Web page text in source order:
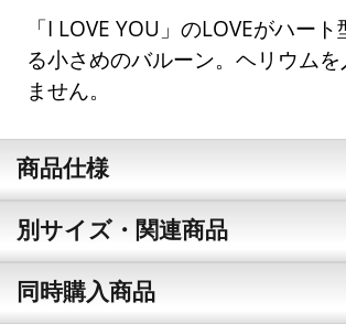
「I LOVE YOU」のLOVEがハー
る小さめのバルーン。ヘリウムを
ません。
商品仕様
別サイズ・関連商品
同時購入商品